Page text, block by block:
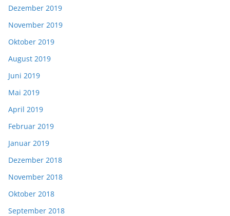
Dezember 2019
November 2019
Oktober 2019
August 2019
Juni 2019
Mai 2019
April 2019
Februar 2019
Januar 2019
Dezember 2018
November 2018
Oktober 2018
September 2018